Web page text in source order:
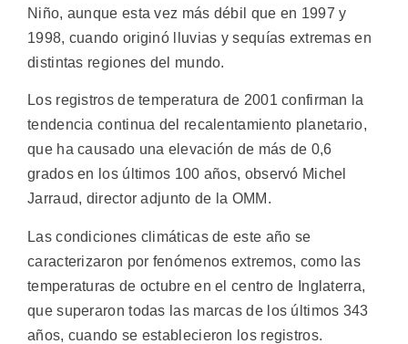
Niño, aunque esta vez más débil que en 1997 y
1998, cuando originó lluvias y sequías extremas en
distintas regiones del mundo.
Los registros de temperatura de 2001 confirman la
tendencia continua del recalentamiento planetario,
que ha causado una elevación de más de 0,6
grados en los últimos 100 años, observó Michel
Jarraud, director adjunto de la OMM.
Las condiciones climáticas de este año se
caracterizaron por fenómenos extremos, como las
temperaturas de octubre en el centro de Inglaterra,
que superaron todas las marcas de los últimos 343
años, cuando se establecieron los registros.